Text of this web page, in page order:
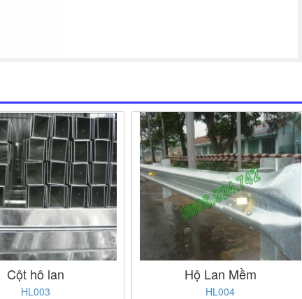
Cột hô lan
HL003
Hộ Lan Mềm
HL004